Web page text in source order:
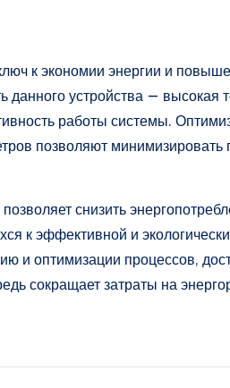
к экономии энергии и
данного устройства — высокая
работы системы.
позволяют минимизировать
снизить
к эффективной и экологически
и оптимизации процессов,
сокращает затраты на